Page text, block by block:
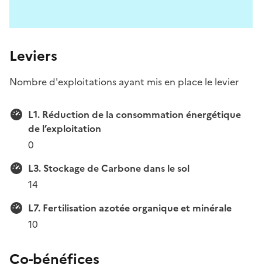
Leviers
Nombre d'exploitations ayant mis en place le levier
L1. Réduction de la consommation énergétique
de l’exploitation
0
L3. Stockage de Carbone dans le sol
14
L7. Fertilisation azotée organique et minérale
10
Co-bénéfices